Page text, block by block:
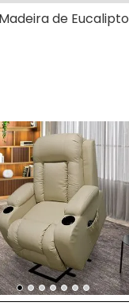
Madeira de Eucalipto